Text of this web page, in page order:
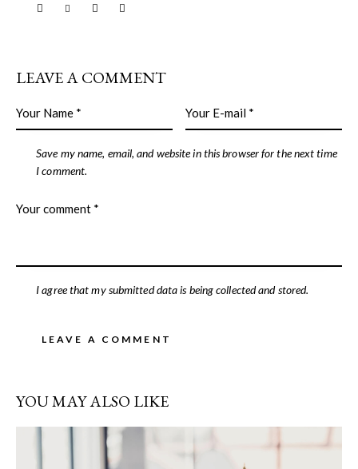
LEAVE A COMMENT
Save my name, email, and website in this browser for the next time
I comment.
I agree that my submitted data is being collected and stored.
YOU MAY ALSO LIKE